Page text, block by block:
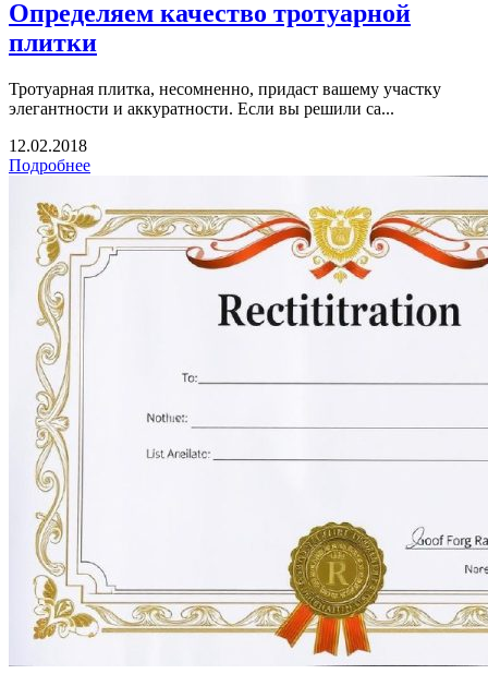
Определяем качество тротуарной
плитки
Тротуарная плитка, несомненно, придаст вашему участку
элегантности и аккуратности. Если вы решили са...
12.02.2018
Подробнее